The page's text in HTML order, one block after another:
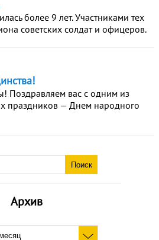
Архив
более 9 лет. Участниками тех
советских солдат и офицеров.
Поздравляем вас с одним из
праздников — Днем народного